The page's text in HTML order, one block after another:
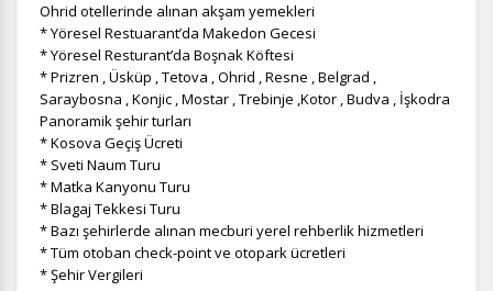
Ohrid otellerinde alınan akşam yemekleri
* Yöresel Restuarant’da Makedon Gecesi
* Yöresel Resturant’da Boşnak Köftesi
* Prizren , Üsküp , Tetova , Ohrid , Resne , Belgrad ,
Saraybosna , Konjic , Mostar , Trebinje ,Kotor , Budva , İşkodra
Panoramik şehir turları
* Kosova Geçiş Ücreti
* Sveti Naum Turu
* Matka Kanyonu Turu
* Blagaj Tekkesi Turu
* Bazı şehirlerde alınan mecburi yerel rehberlik hizmetleri
* Tüm otoban check-point ve otopark ücretleri
* Şehir Vergileri